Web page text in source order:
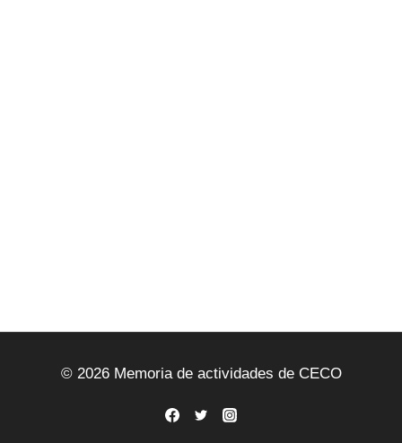
© 2026 Memoria de actividades de CECO